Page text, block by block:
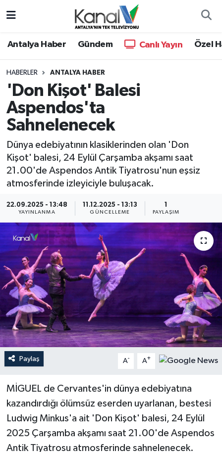
Antalya Haber Gündem Canlı Yayın Özel
HABERLER ANTALYA HABER
'Don Kişot' Balesi
Aspendos'ta
Sahnelenecek
Dünya edebiyatının klasiklerinden olan 'Don
Kişot' balesi, 24 Eylül Çarşamba akşamı saat
21.00'de Aspendos Antik Tiyatrosu'nun eşsiz
atmosferinde izleyiciyle buluşacak.
22.09.2025 - 13:48
YAYINLANMA
11.12.2025 - 13:13
GÜNCELLEME
1
PAYLAŞIM
Paylaş A- A+
MİGUEL de Cervantes'in dünya edebiyatına
kazandırdığı ölümsüz eserden uyarlanan, bestesi
Ludwig Minkus'a ait 'Don Kişot' balesi, 24 Eylül
2025 Çarşamba akşamı saat 21.00'de Aspendos
Antik Tiyatrosu atmosferinde sahnelenecek.
Antalya Haber
Dünya
Eğitim
Gündem
Günün Manşetleri
Haber Kuşakları
Haberler
KANALV Spor
Kültür Sanat
Magazin
Öğle Bülteni
Sağlık
Siyaset
Sosyal medya
Hava Durumu
Trafik Durumu
Süper Lig Puan Durumu ve Fikstür
Son Dakika Haberleri
Haber Arşivi